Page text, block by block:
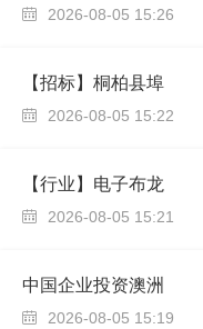
 2026-08-05 15:26
【招标】桐柏县埠
 2026-08-05 15:22
【行业】电子布龙
 2026-08-05 15:21
中国企业投资澳洲
 2026-08-05 15:19